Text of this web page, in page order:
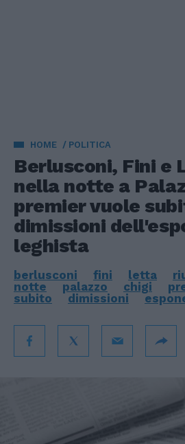
HOME POLITICA
Berlusconi, Fini e
nella notte a
premier vuole
dimissioni
leghista
berlusconi fini letta
notte
palazzo chigi
subito
dimissioni